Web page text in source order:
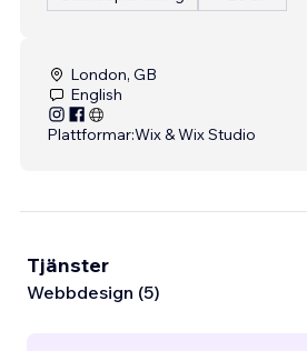
London, GB
English
Plattformar:Wix & Wix Studio
Tjänster
Webbdesign (5)